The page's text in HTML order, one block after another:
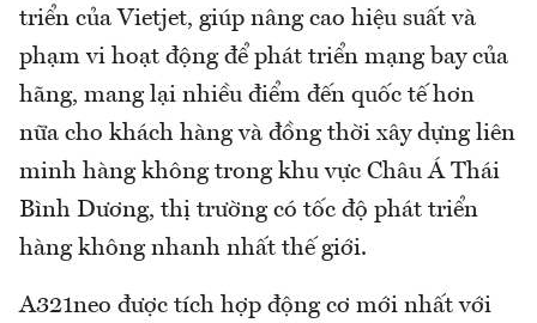
triển của Vietjet, giúp nâng cao hiệu suất và
phạm vi hoạt động để phát triển mạng bay của
hãng, mang lại nhiều điểm đến quốc tế hơn
nữa cho khách hàng và đồng thời xây dựng liên
minh hàng không trong khu vực Châu Á Thái
Bình Dương, thị trường có tốc độ phát triển
hàng không nhanh nhất thế giới.
A321neo được tích hợp động cơ mới nhất với